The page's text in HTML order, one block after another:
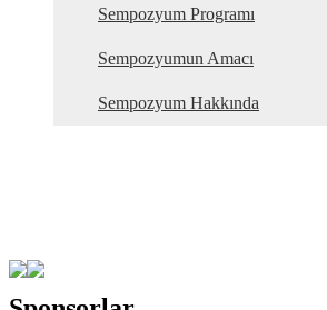
Sempozyum Programı
Sempozyumun Amacı
Sempozyum Hakkında